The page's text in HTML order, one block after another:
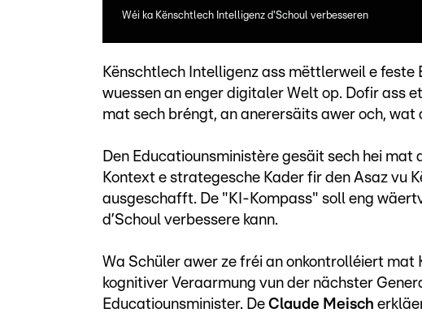
Wéi ka Kënschtlech Intelligenz d'Schoul verbesseren
Kënschtlech Intelligenz ass mëttlerweil e
wuessen an enger digitaler Welt op. Dofir ass
mat sech bréngt, an anerersäits awer och, wat
Den Educatiounsministère gesäit sech hei
Kontext e strategesche Kader fir den Asaz vu
ausgeschafft. De "KI-Kompass" soll eng
d’Schoul verbessere kann.
Wa Schüler awer ze fréi an onkontrolléiert mat
kognitiver Veraarmung vun der nächster
Educatiounsminister. De Claude Meisch